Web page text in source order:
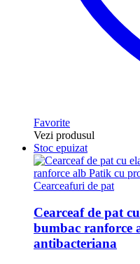
Favorite
Vezi produsul
Stoc epuizat
Cearceafuri de pat
Cearceaf de pat
bumbac ranforce
antibacteriana